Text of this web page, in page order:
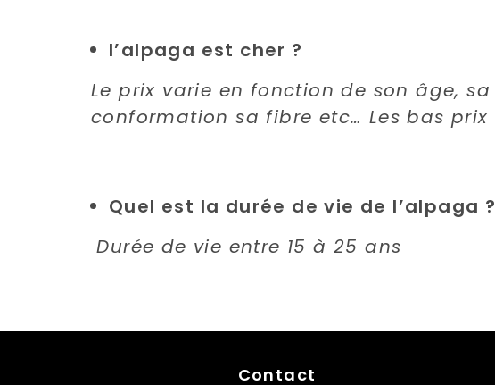
l’alpaga est cher ?
Le prix varie en fonction de son âge,
conformation sa fibre etc… Les bas
Quel est la durée de vie de l’alpaga ?
Durée de vie entre 15 à 25 ans
Contact